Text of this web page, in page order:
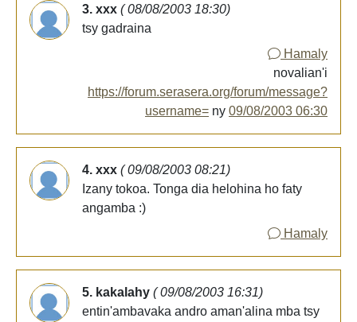
3. xxx ( 08/08/2003 18:30)
tsy gadraina
Hamaly
novalian'i
https://forum.serasera.org/forum/message?
username= ny 09/08/2003 06:30
4. xxx ( 09/08/2003 08:21)
Izany tokoa. Tonga dia helohina ho faty
angamba :)
Hamaly
5. kakalahy ( 09/08/2003 16:31)
entin'ambavaka andro aman'alina mba tsy